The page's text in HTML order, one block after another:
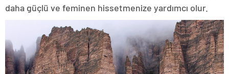
daha güçlü ve feminen hissetmenize yardımcı olur.